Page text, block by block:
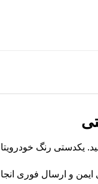
ایمن و ارسال فوری